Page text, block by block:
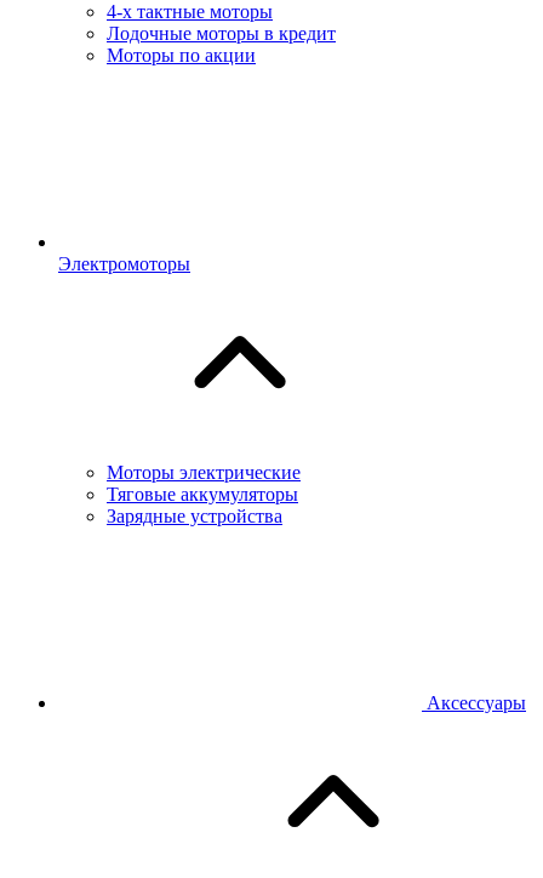
4-х тактные моторы
Лодочные моторы в кредит
Моторы по акции
Электромоторы
Моторы электрические
Тяговые аккумуляторы
Зарядные устройства
Аксессуары